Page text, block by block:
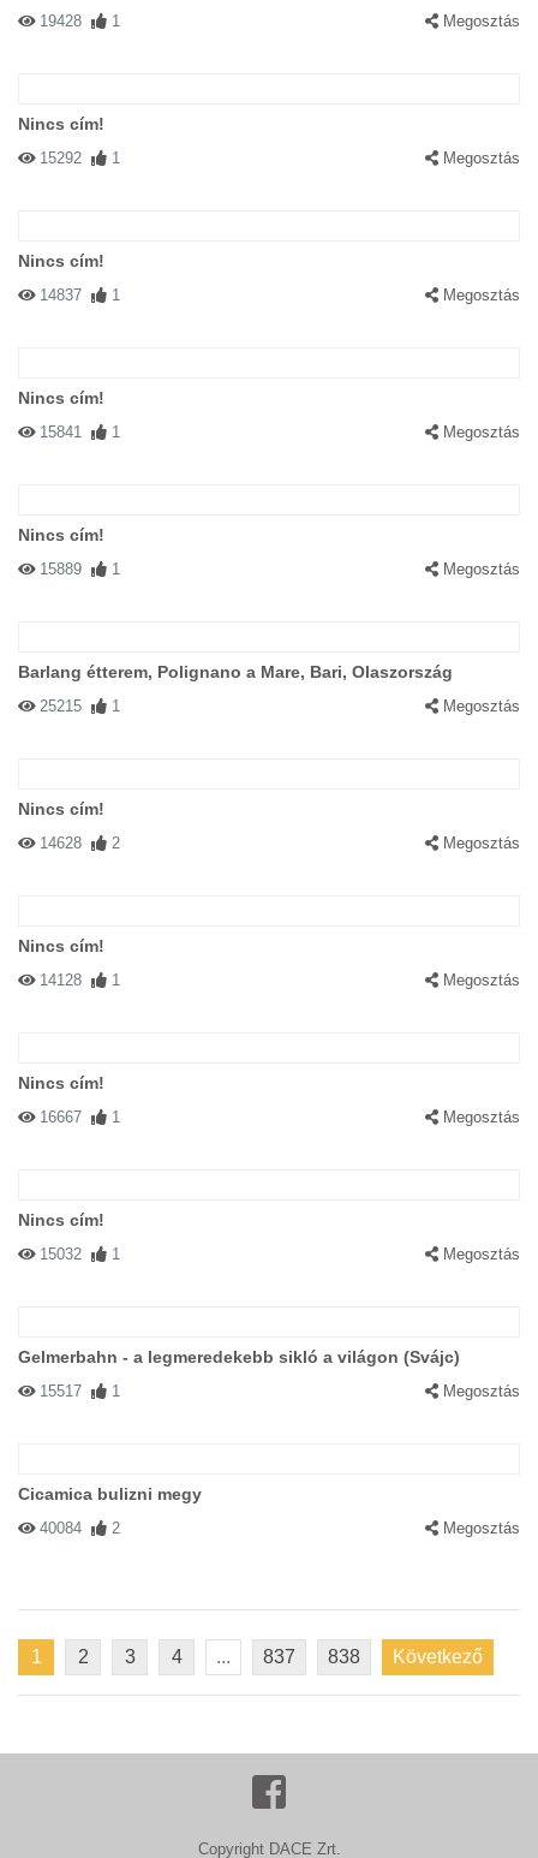
19428 1 Megosztás
Nincs cím!
15292 1 Megosztás
Nincs cím!
14837 1 Megosztás
Nincs cím!
15841 1 Megosztás
Nincs cím!
15889 1 Megosztás
Barlang étterem, Polignano a Mare, Bari, Olaszország
25215 1 Megosztás
Nincs cím!
14628 2 Megosztás
Nincs cím!
14128 1 Megosztás
Nincs cím!
16667 1 Megosztás
Nincs cím!
15032 1 Megosztás
Gelmerbahn - a legmeredekebb sikló a világon (Svájc)
15517 1 Megosztás
Cicamica bulizni megy
40084 2 Megosztás
1 2 3 4 ... 837 838 Következő
Copyright DACE Zrt.